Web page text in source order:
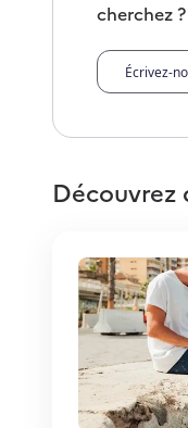
cherchez ?
Écrivez-
Découvrez